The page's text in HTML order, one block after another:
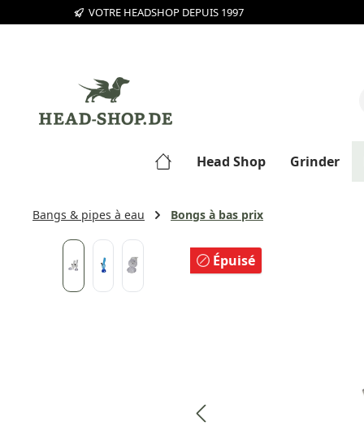
au contenu principal
Passer à la recherche
Passer à la navigation principale
VOTRE HEADSHOP DEPUIS 1997
Head Shop Grinder
Bangs & pipes à eau Bongs à bas prix
Ignorer la galerie d'images
Épuisé